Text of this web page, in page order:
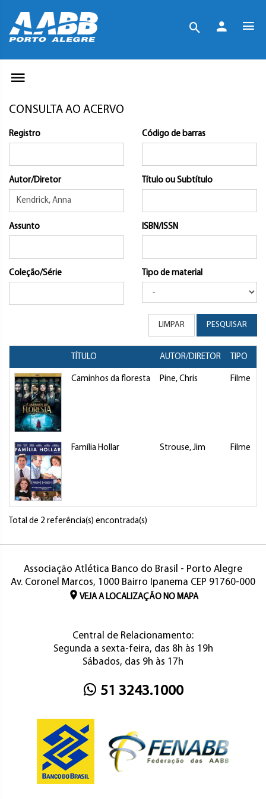
CONSULTA AO ACERVO
Registro Código de barras
Autor/Diretor Título ou Subtítulo
Assunto ISBN/ISSN
Coleção/Série Tipo de material
LIMPAR PESQUISAR
TÍTULO AUTOR/DIRETOR TIPO
Caminhos da floresta Pine, Chris Filme
Família Hollar Strouse, Jim Filme
Total de 2 referência(s) encontrada(s)
Associação Atlética Banco do Brasil - Porto Alegre
Av. Coronel Marcos, 1000 Bairro Ipanema CEP 91760-000
VEJA A LOCALIZAÇÃO NO MAPA
Central de Relacionamento:
Segunda a sexta-feira, das 8h às 19h
Sábados, das 9h às 17h
51 3243.1000